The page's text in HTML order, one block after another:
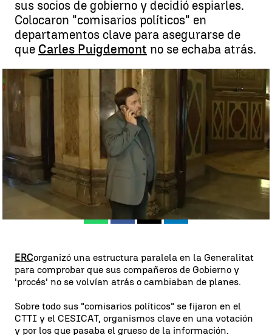
sus socios de gobierno y decidió espiarles.
Colocaron "comisarios políticos" en
departamentos clave para asegurarse de
que Carles Puigdemont no se echaba atrás.
Esquerra vigilaba a Puigdemont para que no hubiera marcha atrás
antena3.com
Antena 3 Noticias Madrid
Publicado: 18 de diciembre de 2017, 15:23
WhatsappFacebook
X Linkedin
ERCorganizó una estructura paralela en la Generalitat
para comprobar que sus compañeros de Gobierno y
'procés' no se volvían atrás o cambiaban de planes.
Sobre todo sus "comisarios políticos" se fijaron en el
CTTI y el CESICAT, organismos clave en una votación
y por los que pasaba el grueso de la información.